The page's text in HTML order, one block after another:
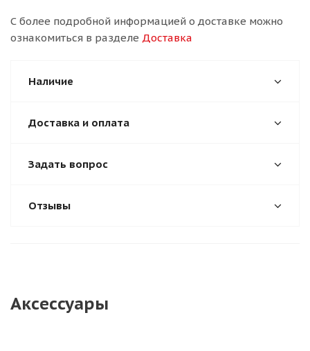
С более подробной информацией о доставке можно
ознакомиться в разделе Доставка
Наличие
Доставка и оплата
Задать вопрос
Отзывы
Аксессуары